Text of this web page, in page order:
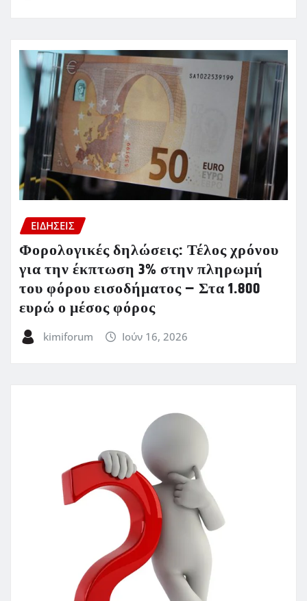
ΕΙΔΗΣΕΙΣ
Φορολογικές δηλώσεις: Τέλος χρόνου
για την έκπτωση 3% στην πληρωμή
του φόρου εισοδήματος – Στα 1.800
ευρώ ο μέσος φόρος
kimiforum Ιούν 16, 2026